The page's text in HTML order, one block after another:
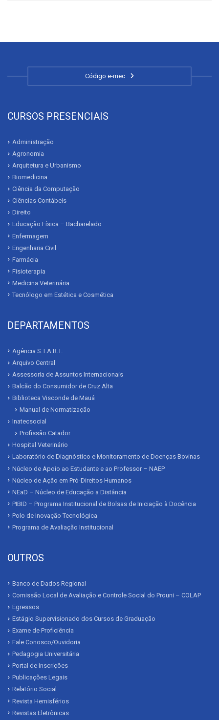
Código e-mec
CURSOS PRESENCIAIS
Administração
Agronomia
Arquitetura e Urbanismo
Biomedicina
Ciência da Computação
Ciências Contábeis
Direito
Educação Física – Bacharelado
Enfermagem
Engenharia Civil
Farmácia
Fisioterapia
Medicina Veterinária
Tecnólogo em Estética e Cosmética
DEPARTAMENTOS
Agência S.T.A.R.T.
Arquivo Central
Assessoria de Assuntos Internacionais
Balcão do Consumidor de Cruz Alta
Biblioteca Visconde de Mauá
Manual de Normatização
Inatecsocial
Profissão Catador
Hospital Veterinário
Laboratório de Diagnóstico e Monitoramento de Doenças Bovinas
Núcleo de Apoio ao Estudante e ao Professor – NAEP
Núcleo de Ação em Pró-Direitos Humanos
NEaD – Núcleo de Educação a Distância
PIBID – Programa Institucional de Bolsas de Iniciação à Docência
Polo de Inovação Tecnológica
Programa de Avaliação Institucional
OUTROS
Banco de Dados Regional
Comissão Local de Avaliação e Controle Social do Prouni – COLAP
Egressos
Estágio Supervisionado dos Cursos de Graduação
Exame de Proficiência
Fale Conosco/Ouvidoria
Pedagogia Universitária
Portal de Inscrições
Publicações Legais
Relatório Social
Revista Hemisférios
Revistas Eletrônicas